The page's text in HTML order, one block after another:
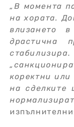
„В момента
на хората.
влизането
драстична
коректни или
на